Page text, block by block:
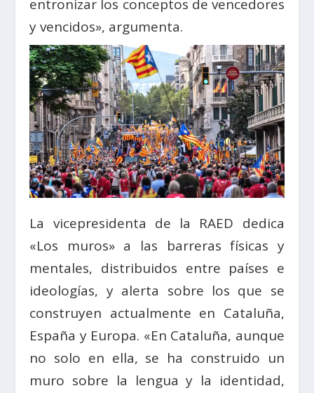
entronizar los conceptos de vencedores
y vencidos», argumenta.
La vicepresidenta de la RAED dedica
«Los muros» a las barreras físicas y
mentales, distribuidos entre países e
ideologías, y alerta sobre los que se
construyen actualmente en Cataluña,
España y Europa. «En Cataluña, aunque
no solo en ella, se ha construido un
muro sobre la lengua y la identidad,